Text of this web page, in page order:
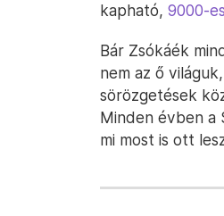
kapható, 9000-
Bár Zsókáék
nem az ő
sörözgetések
Minden évben a
mi most is ott